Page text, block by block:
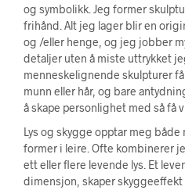
og symbolikk. Jeg former
frihånd. Alt jeg lager blir en
og /eller henge, og jeg jobber
detaljer uten å miste uttrykket
menneskelignende skulpturer
munn eller hår, og bare
å skape personlighet med så få
Lys og skygge opptar meg både
former i leire. Ofte kombinerer
ett eller flere levende lys. Et
dimensjon, skaper